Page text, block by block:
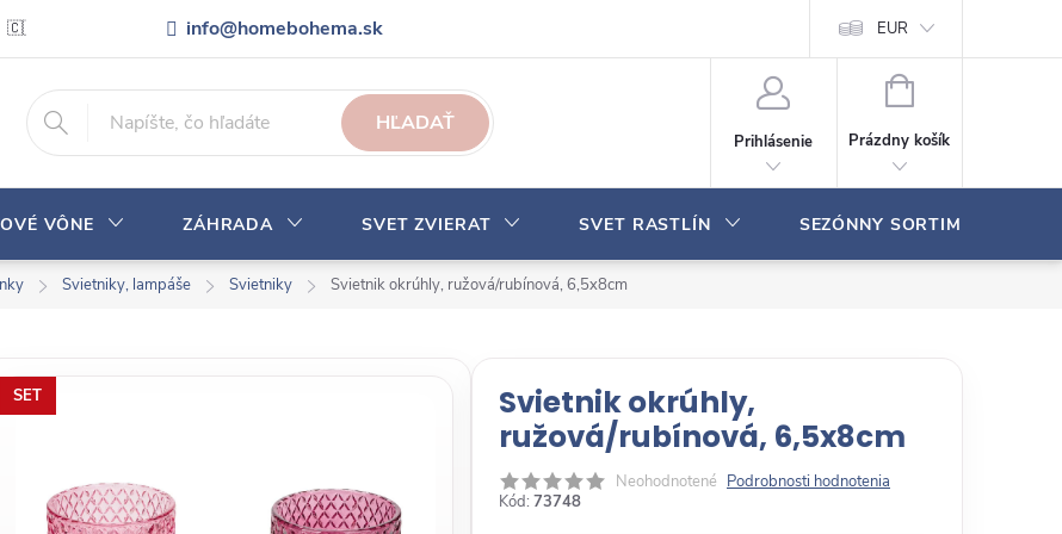
info@homebohema.sk
🇨🇿 Pro zákazníky z České republiky Veľkoobchodná spolupráca EUR
HĽADAŤ
Prihlásenie
N
K
N
Prázdny košík
VÔNE ZÁHRADA SVET ZVIERAT SVET RASTLÍN SEZÓNNY SORTIMENT
Svietniky, lampáše Svietniky Svietnik okrúhly, ružová/rubínová, 6,5x8cm
SET
Svietnik okrúhly,
ružová/rubínová, 6,5x8cm
Neohodnotené Podrobnosti hodnotenia
Kód: 73748